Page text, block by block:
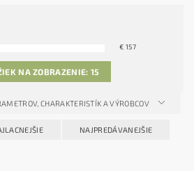
€ 157
NA ZOBRAZENIE:15
CHARAKTERISTÍK A VÝROBCOV
NAJPREDÁVANEJŠIE